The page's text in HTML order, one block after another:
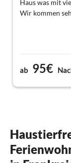
Haus was mit
Wir kommen
ab 95€